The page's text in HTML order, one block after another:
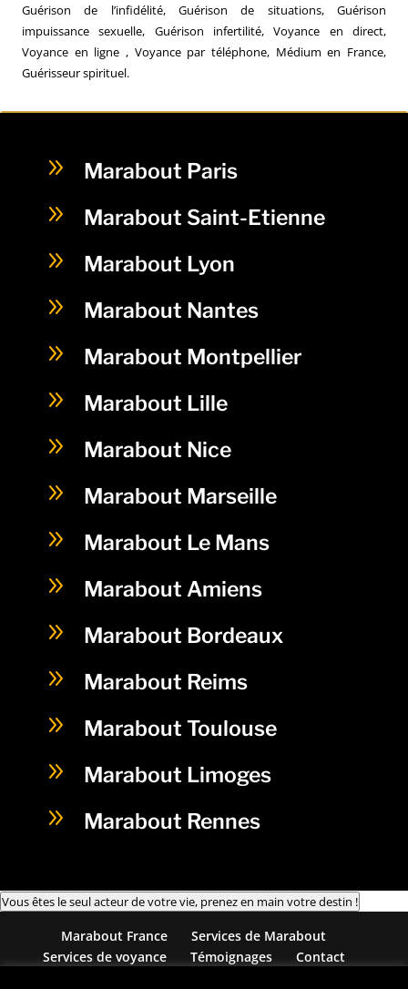
Guérison de l’infidélité, Guérison de situations, Guérison
impuissance sexuelle, Guérison infertilité, Voyance en direct,
Voyance en ligne , Voyance par téléphone, Médium en France,
Guérisseur spirituel.
9 Marabout Paris
9 Marabout Saint-Etienne
9 Marabout Lyon
9 Marabout Nantes
9 Marabout Montpellier
9 Marabout Lille
9 Marabout Nice
9 Marabout Marseille
9 Marabout Le Mans
9 Marabout Amiens
9 Marabout Bordeaux
9 Marabout Reims
9 Marabout Toulouse
9 Marabout Limoges
9 Marabout Rennes
Vous êtes le seul acteur de votre vie, prenez en main votre destin !
Marabout France
Services de Marabout
Services de voyance
Témoignages
Contact